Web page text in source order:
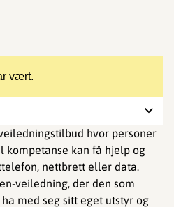
vært.
hvor personer
kompetanse kan få hjelp og
nettbrett eller data.
veiledning, der den som
med seg sitt eget utstyr og